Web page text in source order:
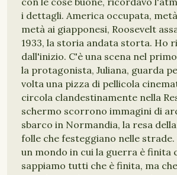
i dettagli. America occupata,
metà ai giapponesi, Roosevelt
1933, la storia andata storta. Ho
dall'inizio. C'è una scena nel
la protagonista, Juliana, guarda
volta una pizza di pellicola
circola clandestinamente nella
schermo scorrono immagini di
sbarco in Normandia, la resa
folle che festeggiano nelle
un mondo in cui la guerra è finita
sappiamo tutti che è finita, ma